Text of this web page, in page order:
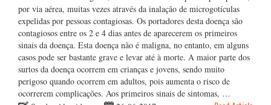
por via aérea, muitas vezes através da inalação de microgotículas
expelidas por pessoas contagiosas. Os portadores desta doença são
contagiosos entre os 2 e 4 dias antes de aparecerem os primeiros
sinais da doença. Esta doença não é maligna, no entanto, em alguns
casos pode ser bastante grave e levar até à morte. A maior parte dos
surtos da doença ocorrem em crianças e jovens, sendo muito
perigoso quando ocorrem em adultos, pois aumenta o risco de
ocorrerem complicações. Aos primeiros sinais de sintomas, …